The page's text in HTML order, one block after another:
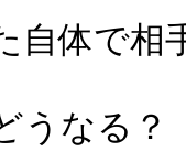
自体で相
うなる？